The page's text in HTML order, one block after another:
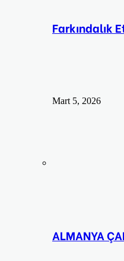
Farkındalık
Mart 5, 2026
ALMANYA